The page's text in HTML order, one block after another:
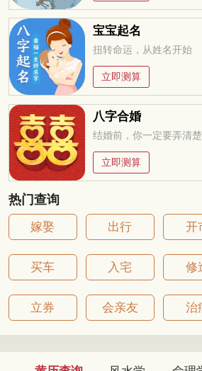
宝宝起名
扭转命运，从姓名开始
立即测算
八字合婚
立即测算
热门查询
嫁娶 出行 开
买车 入宅 修
立券 会亲友 治